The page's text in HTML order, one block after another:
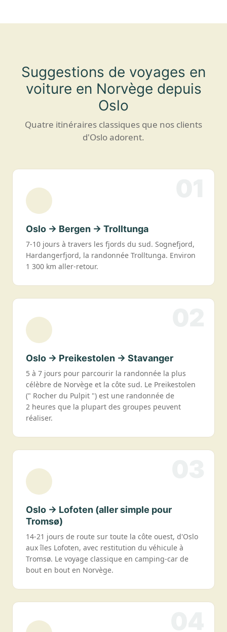
Suggestions de voyages en
voiture en Norvège depuis
Oslo
Quatre itinéraires classiques que nos clients
d'Oslo adorent.
Oslo → Bergen → Trolltunga
7-10 jours à travers les fjords du sud. Sognefjord,
Hardangerfjord, la randonnée Trolltunga. Environ
1 300 km aller-retour.
Oslo → Preikestolen → Stavanger
5 à 7 jours pour parcourir la randonnée la plus
célèbre de Norvège et la côte sud. Le Preikestolen
(" Rocher du Pulpit ") est une randonnée de
2 heures que la plupart des groupes peuvent
réaliser.
Oslo → Lofoten (aller simple pour
Tromsø)
14-21 jours de route sur toute la côte ouest, d'Oslo
aux îles Lofoten, avec restitution du véhicule à
Tromsø. Le voyage classique en camping-car de
bout en bout en Norvège.